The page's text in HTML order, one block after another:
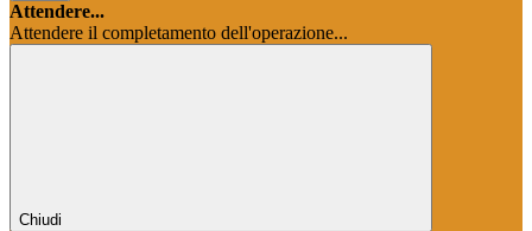
Attendere...
Attendere il completamento dell'operazione...
Chiudi